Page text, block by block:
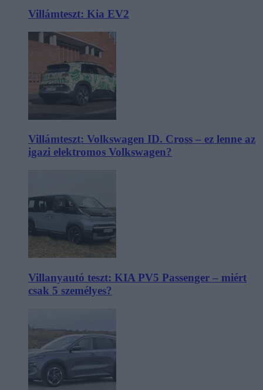
Villámteszt: Kia EV2
Villámteszt: Volkswagen ID. Cross – ez lenne az
igazi elektromos Volkswagen?
Villanyautó teszt: KIA PV5 Passenger – miért
csak 5 személyes?